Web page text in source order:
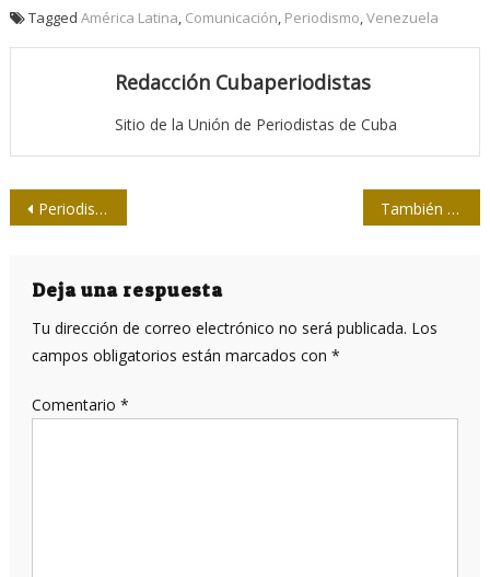
Tagged América Latina, Comunicación, Periodismo,Venezuela
Redacción Cubaperiodistas
Sitio de la Unión de Periodistas de Cuba
Navegación
entradas
Periodistas de la televisión cienfueguera debatieron sobre el ejercicio de la profesión También nos sentimos parte de Sierra de Cubitas
Deja una respuesta
Tu dirección de correo electrónico no será publicada. Los
campos obligatorios están marcados con *
Comentario *